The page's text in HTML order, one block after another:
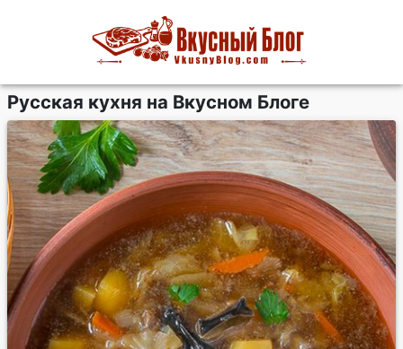
Русская кухня на Вкусном Блоге